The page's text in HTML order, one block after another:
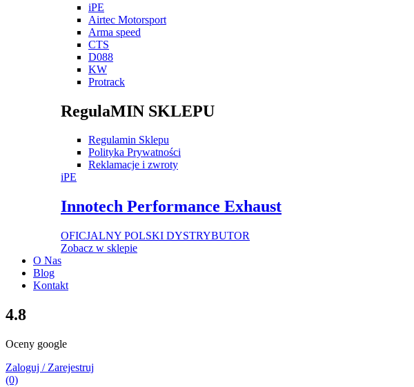
iPE
Airtec Motorsport
Arma speed
CTS
D088
KW
Protrack
RegulaMIN SKLEPU
Regulamin Sklepu
Polityka Prywatności
Reklamacje i zwroty
iPE
Innotech Performance Exhaust
OFICJALNY POLSKI DYSTRYBUTOR
Zobacz w sklepie
O Nas
Blog
Kontakt
4.8
Oceny google
Zaloguj / Zarejestruj
(0)